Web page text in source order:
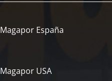
Magapor España
Magapor USA